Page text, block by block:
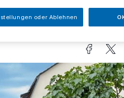
oder Ablehnen